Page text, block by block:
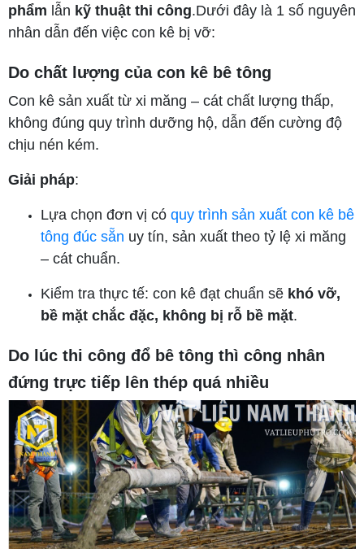
phẩm lẫn kỹ thuật thi công.Dưới đây là 1 số nguyên
nhân dẫn đến việc con kê bị vỡ:
Do chất lượng của con kê bê tông
Con kê sản xuất từ xi măng – cát chất lượng thấp,
không đúng quy trình dưỡng hộ, dẫn đến cường độ
chịu nén kém.
Giải pháp:
Lựa chọn đơn vị có quy trình sản xuất con kê bê
tông đúc sẵn uy tín, sản xuất theo tỷ lệ xi măng
– cát chuẩn.
Kiểm tra thực tế: con kê đạt chuẩn sẽ khó vỡ,
bề mặt chắc đặc, không bị rỗ bề mặt.
Do lúc thi công đổ bê tông thì công nhân
đứng trực tiếp lên thép quá nhiều